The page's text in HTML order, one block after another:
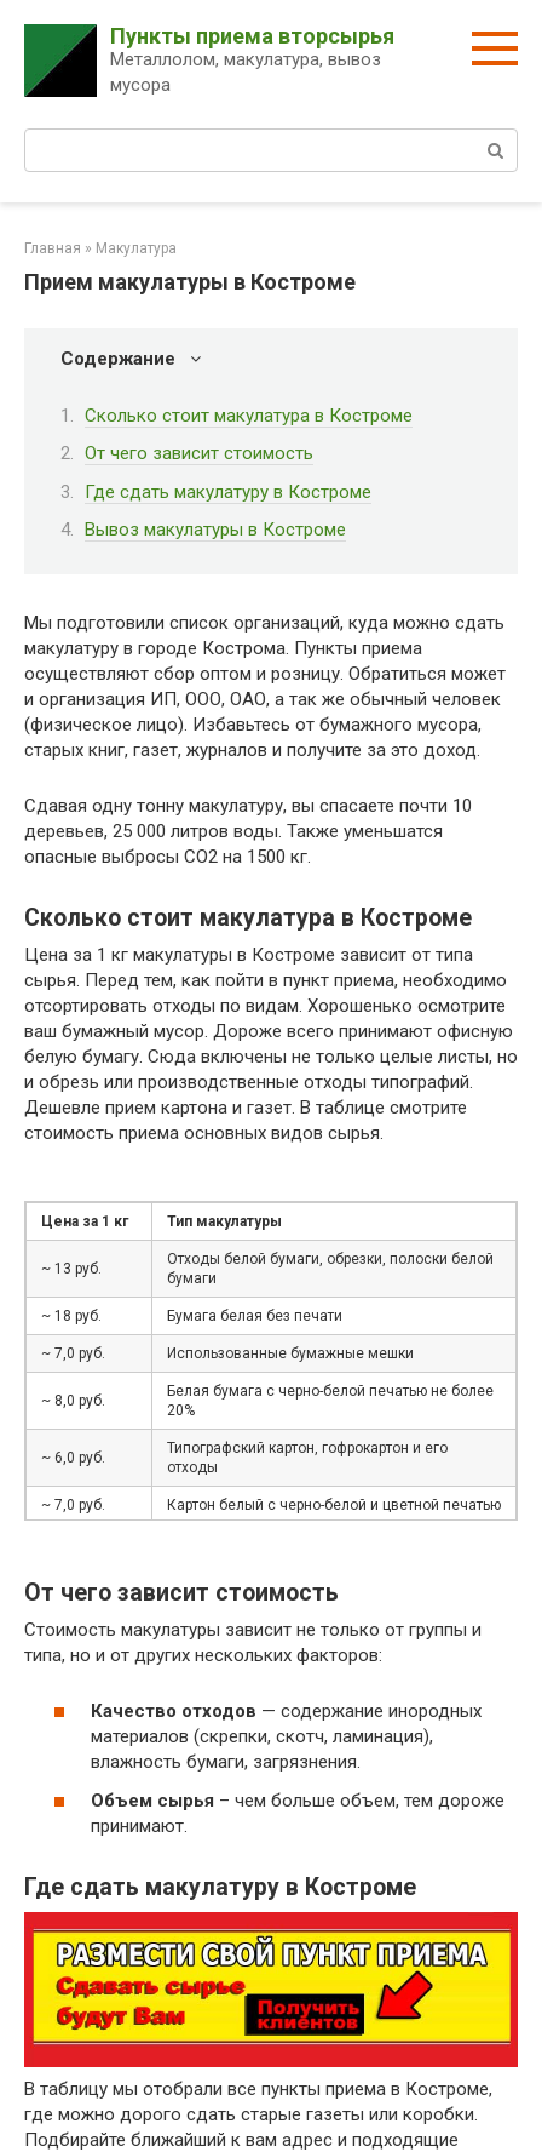
контенту
Пункты приема вторсырья
Металлолом, макулатура, вывоз
мусора
Главная » Макулатура
Прием макулатуры в Костроме
Содержание
Сколько стоит макулатура в Костроме
От чего зависит стоимость
Где сдать макулатуру в Костроме
Вывоз макулатуры в Костроме
Мы подготовили список организаций, куда можно сдать
макулатуру в городе Кострома. Пункты приема
осуществляют сбор оптом и розницу. Обратиться может
и организация ИП, ООО, ОАО, а так же обычный человек
(физическое лицо). Избавьтесь от бумажного мусора,
старых книг, газет, журналов и получите за это доход.
Сдавая одну тонну макулатуру, вы спасаете почти 10
деревьев, 25 000 литров воды. Также уменьшатся
опасные выбросы CO2 на 1500 кг.
Сколько стоит макулатура в Костроме
Цена за 1 кг макулатуры в Костроме зависит от типа
сырья. Перед тем, как пойти в пункт приема, необходимо
отсортировать отходы по видам. Хорошенько осмотрите
ваш бумажный мусор. Дороже всего принимают офисную
белую бумагу. Сюда включены не только целые листы, но
и обрезь или производственные отходы типографий.
Дешевле прием картона и газет. В таблице смотрите
стоимость приема основных видов сырья.
Цена за 1 кг Тип макулатуры
~ 13 руб.
Отходы белой бумаги, обрезки, полоски белой
бумаги
~ 18 руб. Бумага белая без печати
~ 7,0 руб. Использованные бумажные мешки
~ 8,0 руб.
Белая бумага с черно-белой печатью не более
20%
~ 6,0 руб.
Типографский картон, гофрокартон и его
отходы
~ 7,0 руб. Картон белый с черно-белой и цветной печатью
~ 5,5 руб.
использования газет и газетной бумаги
~ 3 руб. Бумажные гильзы, шпули, втулки
От чего зависит стоимость
Стоимость макулатуры зависит не только от группы и
типа, но и от других нескольких факторов:
Качество отходов — содержание инородных
материалов (скрепки, скотч, ламинация),
влажность бумаги, загрязнения.
Объем сырья – чем больше объем, тем дороже
принимают.
Где сдать макулатуру в Костроме
В таблицу мы отобрали все пункты приема в Костроме,
где можно дорого сдать старые газеты или коробки.
Подбирайте ближайший к вам адрес и подходящие